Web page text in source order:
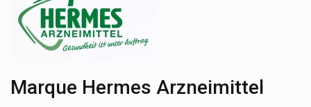
Matériel médical et premiers soins
Médicaments et santé
Minceur et Sport
Marque Hermes Arzneimittel
Granions
Graphite Medical
Grenade Carb Killa Barres Protéinées